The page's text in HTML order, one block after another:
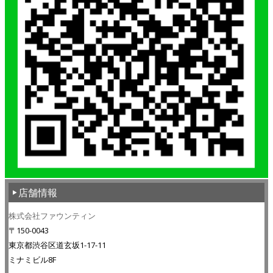
店舗情報
株式会社ファウンティン
〒150-0043
東京都渋谷区道玄坂1-17-11
ミナミビル8F